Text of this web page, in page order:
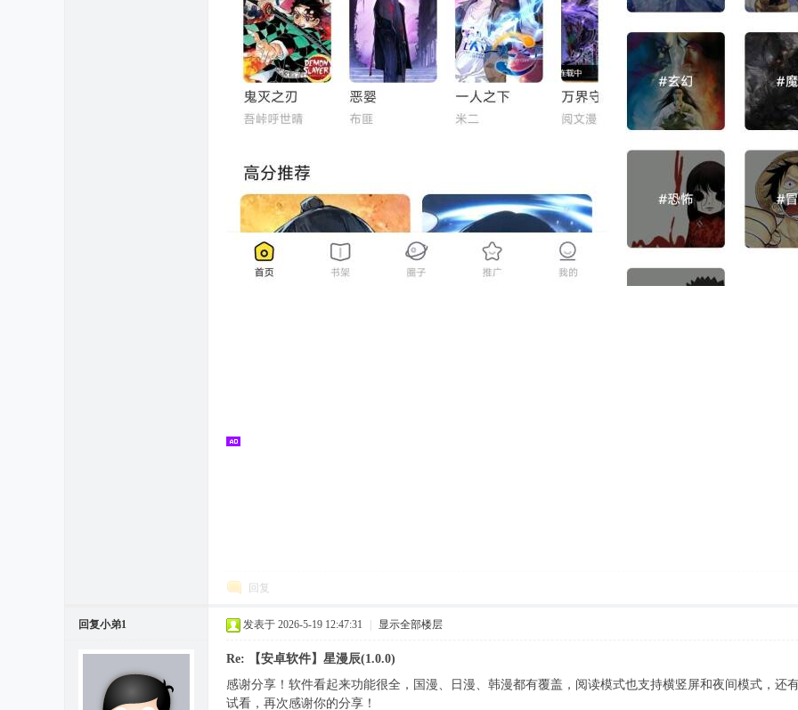
回复
回复小弟1 发表于 2026-5-19 12:47:31 显示全部楼层
Re: 【安卓软件】星漫辰(1.0.0)
感谢分享！软件看起来功能很全，国漫、日漫、韩漫都有覆盖，阅读模式也支持横竖屏和夜间模式，还
试看，再次感谢你的分享！